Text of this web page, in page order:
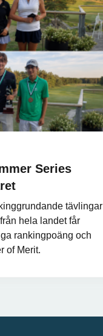
Series
tävlingar
hela landet får
rankingpoäng och
of Merit.